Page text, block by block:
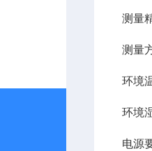
测量
测量
环境
环境
电源